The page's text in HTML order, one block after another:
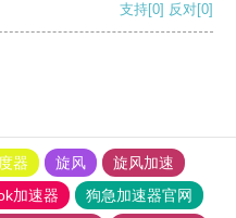
支持[0] 反对[0]
器 旋风
旋风加速
加速器
狗急加速器官网